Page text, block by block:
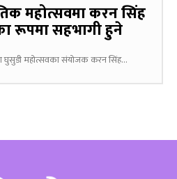
महोत्सवमा करन सिंह
रूपमा सहभागी हुने
घुसुडी महोत्सवका संयोजक करन सिंह...